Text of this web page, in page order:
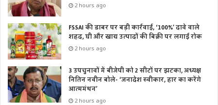
2 hours ago
FSSAI की डाबर पर बड़ी कार्रवाई, ‘100%’ दावे वाले
शहद, घी और खाद्य उत्पादों की बिक्री पर लगाई रोक
2 hours ago
3 उपचुनावों में बीजेपी को 2 सीटों पर झटका, अध्यक्ष
नितिन नवीन बोले- ‘जनादेश स्वीकार, हार का करेंगे
आत्ममंथन’
2 hours ago